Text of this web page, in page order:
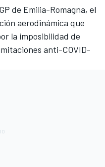
GP de Emilia-Romagna, el
aerodinámica que
la imposibilidad de
anti-COVID-